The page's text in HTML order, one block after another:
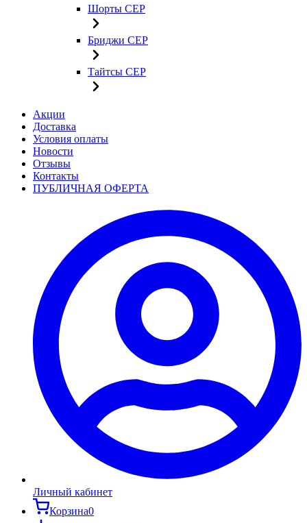
Шорты CEP
Бриджи CEP
Тайтсы CEP
Акции
Доставка
Условия оплаты
Новости
Отзывы
Контакты
ПУБЛИЧНАЯ ОФЕРТА
Личный кабинет
Корзина0